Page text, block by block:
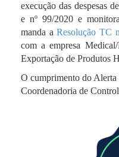
execução das despesas
e nº 99/2020 e
manda aResolução TC
com a empresa
Exportação de Produtos
O cumprimento do Alerta
Coordenadoria de